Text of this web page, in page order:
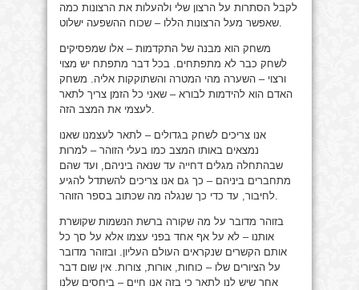
לקבל הסתרות על הרצון שלי ולהעלות את הרצונות כמה
משחק הוא מבנה של התקדמות – אלו שמפסיקים
לשחק כבר לא מתפתחים. בכל דבר מתפתח יש מצוי
ורצוי – השערה מהי המטרה והשתוקקות אליה. משחק
האדם הוא להידמות לבורא – שאני כל הזמן צריך לתאר
אנו צריכים לשחק בגדולים – לתאר לעצמנו שאנו
נמצאים באותו המצב כמו בעלי הזוהר – למרות
שבהתחלה מגלים דחייה עד שנאה ביניהם, ועד שהם
מתחברים ביניהם – כך גם אנו צריכים להשתדל להגיע
בזוהר מדובר על מה שקורה ברשת הנשמות שקושרת
אותנו – לא על אף אחד בפני עצמו אלא על סך כל
אותם הקשרים שנקראים העולם העליון. ובזוהר מדובר
על הציורים שלו – כוחות, אורות, צורות. אין שום דבר
אחר שיש לנו לתאר כי בזה אנו חיים – ביחסים שלנו